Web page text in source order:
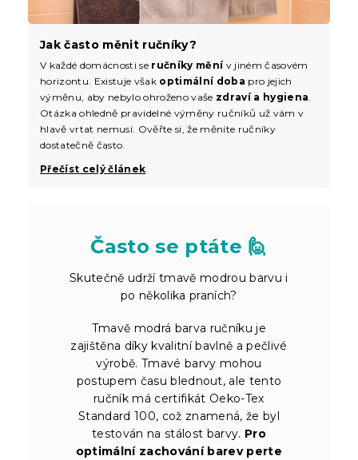
Jak často měnit ručníky?
V každé domácnosti se ručníky měnív jiném časovém
horizontu. Existuje však optimální doba pro jejich
výměnu, aby nebylo ohroženo vaše zdraví a hygiena.
Otázka ohledně pravidelné výměny ručníků už vám v
hlavě vrtat nemusí. Ověřte si, že měníte ručníky
dostatečně často.
Přečíst celý článek
Často se ptáte 🙋
Skutečně udrží tmavě modrou barvu i
po několika praních?
Tmavě modrá barva ručníku je
zajištěna díky kvalitní bavlně a pečlivé
výrobě. Tmavé barvy mohou
postupem času blednout, ale tento
ručník má certifikát Oeko-Tex
Standard 100, což znamená, že byl
testován na stálost barvy. Pro
optimální zachování barev perte